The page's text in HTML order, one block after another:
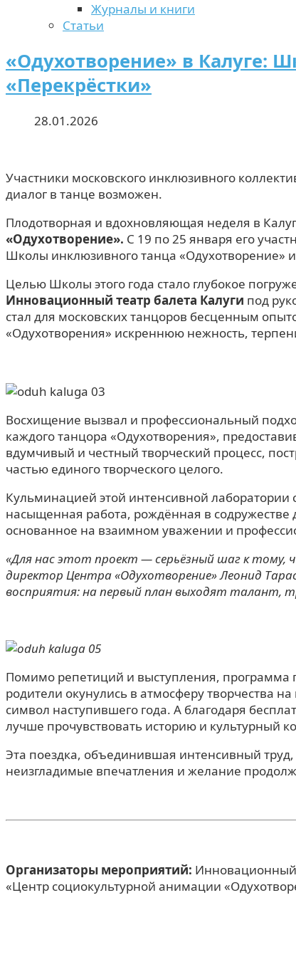
Журналы и книги
Статьи
«Одухотворение» в Калуге:
«Перекрёстки»
28.01.2026
Участники московского инклюзивного
диалог в танце возможен.
Плодотворная и вдохновляющая неделя в
«Одухотворение». С 19 по 25 января его
Школы инклюзивного танца «Одухотворение» и
Целью Школы этого года стало глубокое
Инновационный театр балета Калуги под
стал для московских танцоров бесценным
«Одухотворения» искреннюю нежность,
Восхищение вызвал и профессиональный
каждого танцора «Одухотворения»,
вдумчивый и честный творческий процесс,
частью единого творческого целого.
Кульминацией этой интенсивной лаборатории
насыщенная работа, рождённая в содружестве
основанное на взаимном уважении и
«Для нас этот проект — серьёзный шаг к тому,
директор Центра «Одухотворение» Леонид
восприятия: на первый план выходят талант,
Помимо репетиций и выступления, программа
родители окунулись в атмосферу творчества на
символ наступившего года. А благодаря
лучше прочувствовать историю и культурный
Эта поездка, объединившая интенсивный труд,
неизгладимые впечатления и желание
Организаторы мероприятий: Инновационный
«Центр социокультурной анимации